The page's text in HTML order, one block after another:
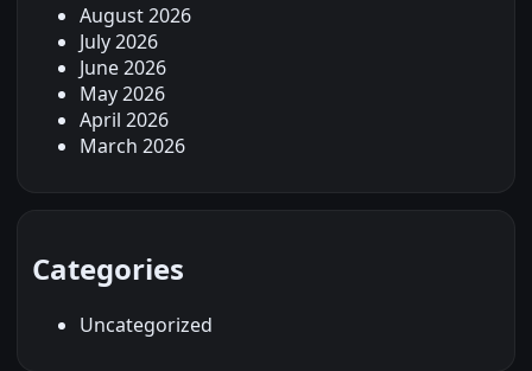
August 2026
July 2026
June 2026
May 2026
April 2026
March 2026
Categories
Uncategorized